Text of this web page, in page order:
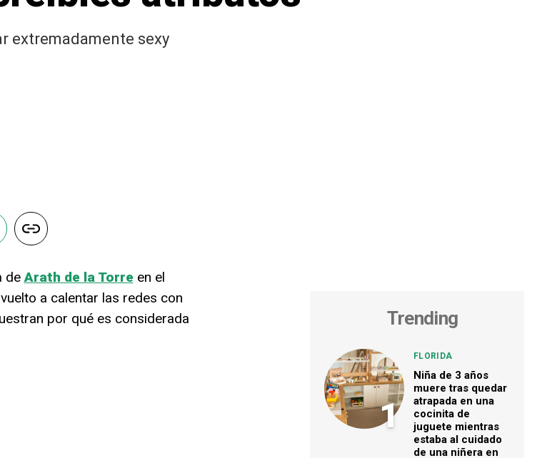
extremadamente sexy
deArath de la Torreen el
a calentar las redes con
por qué es considerada
Trending
1
FLORIDA
Niña de 3 años
muere tras quedar
atrapada en una
cocinita de
juguete mientras
estaba al cuidado
de una niñera en